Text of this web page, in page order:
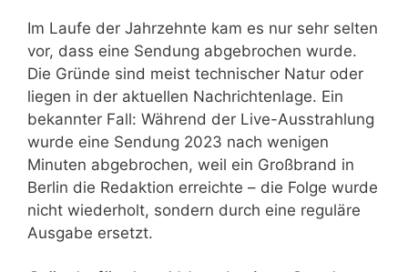
Im Laufe der Jahrzehnte kam es nur sehr selten
vor, dass eine Sendung abgebrochen wurde.
Die Gründe sind meist technischer Natur oder
liegen in der aktuellen Nachrichtenlage. Ein
bekannter Fall: Während der Live-Ausstrahlung
wurde eine Sendung 2023 nach wenigen
Minuten abgebrochen, weil ein Großbrand in
Berlin die Redaktion erreichte – die Folge wurde
nicht wiederholt, sondern durch eine reguläre
Ausgabe ersetzt.